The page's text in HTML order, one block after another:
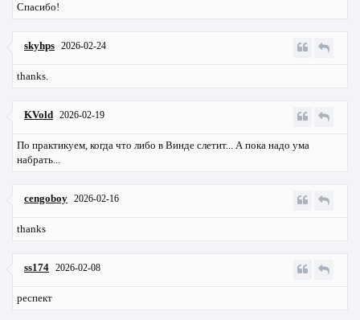
Спасибо!
skyhps 2026-02-24
thanks.
KVold 2026-02-19
По практикуем, когда что либо в Винде слетит... А пока надо ума
набрать...
cengoboy 2026-02-16
thanks
ss174 2026-02-08
респект